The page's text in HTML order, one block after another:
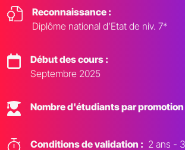
Reconnaissance :
Diplôme national d’Etat de niv. 7*
Début des cours :
Septembre 2025
Nombre d'étudiants par
Conditions de validation : 2 ans -